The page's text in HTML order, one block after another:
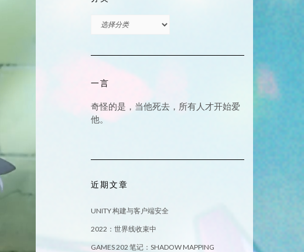
一言
奇怪的是，当他死去，所有人才开始爱
他。
近期文章
UNITY 构建与客户端安全
2022：世界线收束中
GAMES 202 笔记：SHADOW MAPPING